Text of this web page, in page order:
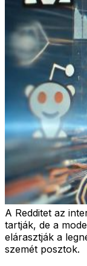
A Redditet az
tartják, de a
elárasztják a
szemét posztok.